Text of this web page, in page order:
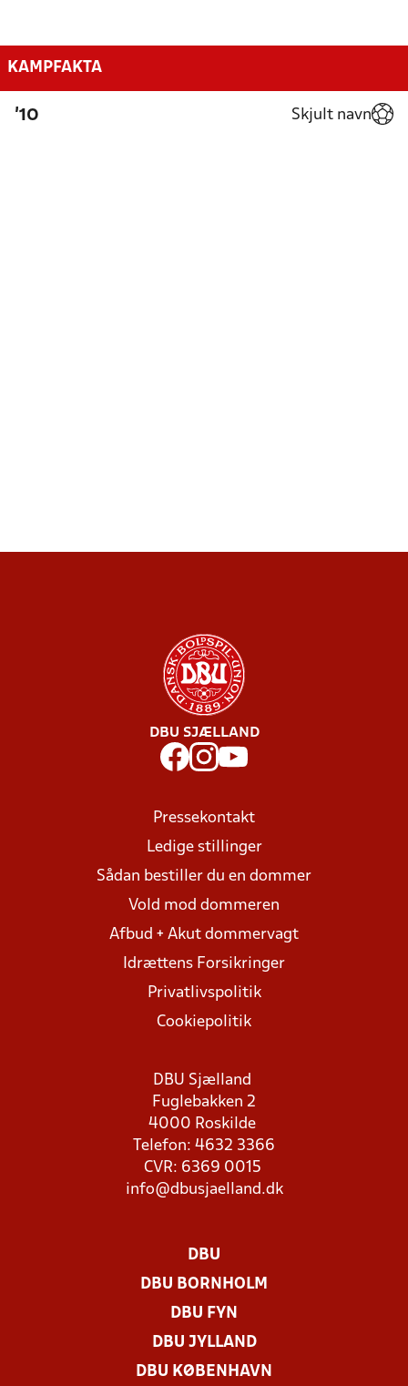
KAMPFAKTA
'10 Skjult navn
DBU SJÆLLAND
Pressekontakt
Ledige stillinger
Sådan bestiller du en dommer
Vold mod dommeren
Afbud + Akut dommervagt
Idrættens Forsikringer
Privatlivspolitik
Cookiepolitik
DBU Sjælland
Fuglebakken 2
4000 Roskilde
Telefon: 4632 3366
CVR: 6369 0015
info@dbusjaelland.dk
DBU
DBU BORNHOLM
DBU FYN
DBU JYLLAND
DBU KØBENHAVN